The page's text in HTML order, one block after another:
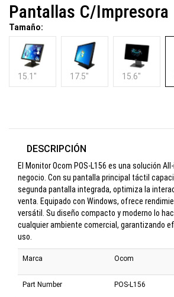
Pantallas C/Impresora
Tamaño:
15.1" 17.5" 15.6"
DESCRIPCIÓN
El Monitor Ocom POS-L156 es una solución
negocio. Con su pantalla principal táctil
segunda pantalla integrada, optimiza la
venta. Equipado con Windows, ofrece
versátil. Su diseño compacto y moderno lo
cualquier ambiente comercial, garantizando
uso.
Marca Ocom
Part Number POS-L156